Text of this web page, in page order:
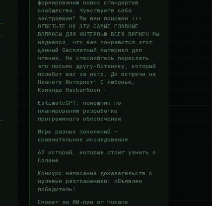
формированию новых стандартов
сообщества. Чувствуете себя
застрявшим? Мы вам поможем ⬇️⬇️⬇️
ОТВЕТЬТЕ НА ЭТИ САМЫЕ ГЛАВНЫЕ
ВОПРОСЫ ДЛЯ ИНТЕРВЬЮ ВСЕХ ВРЕМЕН Мы
надеемся, что вам понравится этот
ценный бесплатный материал для
чтения. Не стесняйтесь переслать
это письмо другу-ботанику, который
полюбит вас за него. До встречи на
Планете Интернет! С любовью,
Команда HackerNoon ✌️
EstimateGPT: помощник по
планированию разработки
программного обеспечения
Игры разных поколений —
сравнительное исследование
67 историй, которые стоит узнать о
Солане
Конкурс написание доказательств с
нулевым разглашением: объявлен
победитель!
Сможет ли ИИ-пин от Humane